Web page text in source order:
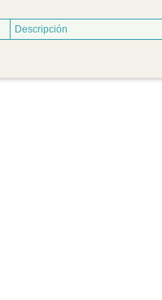
Descripción